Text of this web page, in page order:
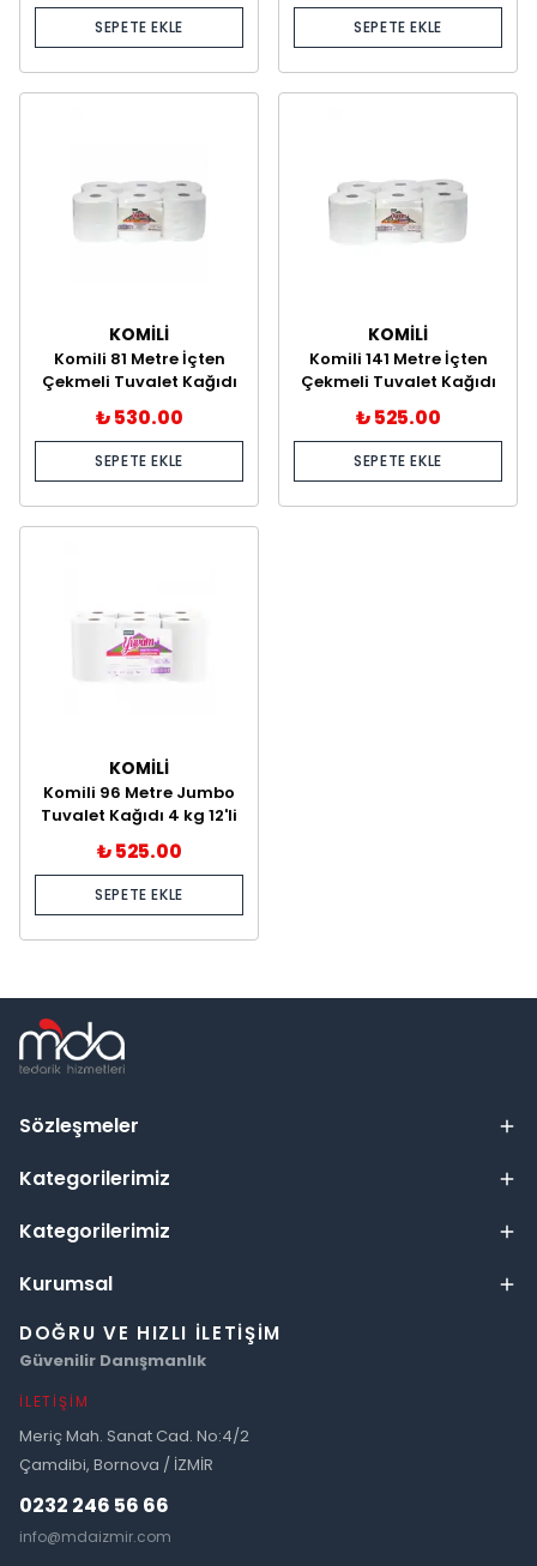
SEPETE EKLE SEPETE EKLE
KOMİLİ
Komili 81 Metre İçten
Çekmeli Tuvalet Kağıdı
4 kg 12'li
₺ 530.00
SEPETE EKLE
KOMİLİ
Komili 141 Metre İçten
Çekmeli Tuvalet Kağıdı
4 kg 6'li
₺ 525.00
SEPETE EKLE
KOMİLİ
Komili 96 Metre Jumbo
Tuvalet Kağıdı 4 kg 12'li
₺ 525.00
SEPETE EKLE
Sözleşmeler
Kategorilerimiz
Kategorilerimiz
Kurumsal
DOĞRU VE HIZLI İLETIŞIM
Güvenilir Danışmanlık
İLETIŞIM
Meriç Mah. Sanat Cad. No:4/2
Çamdibi, Bornova / İZMİR
0232 246 56 66
info@mdaizmir.com